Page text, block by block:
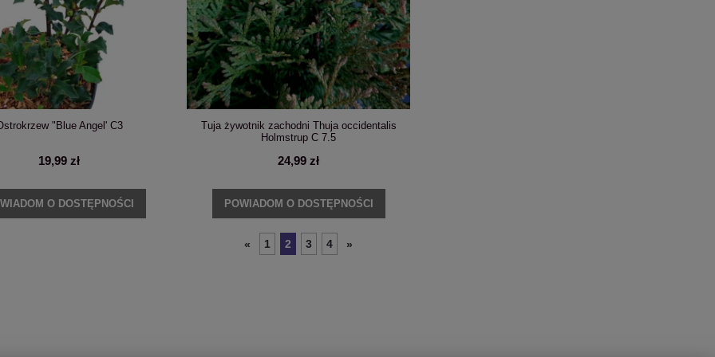
"Blue Angel' C3
19,99 zł
O DOSTĘPNOŚCI
Tuja żywotnik zachodni Thuja occidentalis
Holmstrup C 7.5
24,99 zł
POWIADOM O DOSTĘPNOŚCI
« 1 2 3 4 »